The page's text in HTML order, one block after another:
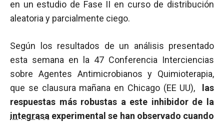
en un estudio de Fase II en curso de distribución
aleatoria y parcialmente ciego.
Según los resultados de un análisis presentado
esta semana en la 47 Conferencia Interciencias
sobre Agentes Antimicrobianos y Quimioterapia,
que se clausura mañana en Chicago (EE UU),
las
respuestas más robustas a este inhibidor de la
integrasa experimental se han observado cuando